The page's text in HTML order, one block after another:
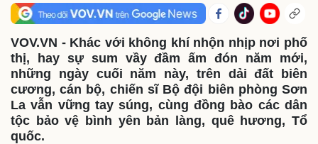
VOV.VN - Khác với không khí nhộn nhịp nơi phố
thị, hay sự sum vầy đầm ấm đón năm mới,
những ngày cuối năm này, trên dải đất biên
cương, cán bộ, chiến sĩ Bộ đội biên phòng Sơn
La vẫn vững tay súng, cùng đồng bào các dân
tộc bảo vệ bình yên bản làng, quê hương, Tổ
quốc.